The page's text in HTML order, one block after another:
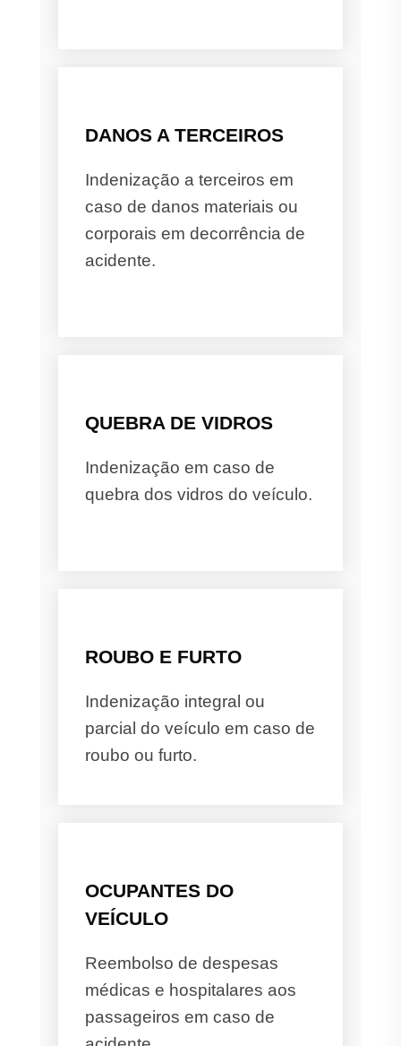
DANOS A TERCEIROS
Indenização a terceiros em
caso de danos materiais ou
corporais em decorrência de
acidente.
QUEBRA DE VIDROS
Indenização em caso de
quebra dos vidros do veículo.
ROUBO E FURTO
Indenização integral ou
parcial do veículo em caso de
roubo ou furto.
OCUPANTES DO
VEÍCULO
Reembolso de despesas
médicas e hospitalares aos
passageiros em caso de